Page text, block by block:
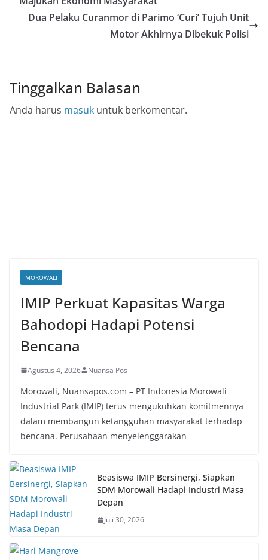
Dua Pelaku Curanmor di Parimo ‘Curi’ Tujuh Unit
Motor Akhirnya Dibekuk Polisi
Tinggalkan Balasan
Anda harus masuk untuk berkomentar.
MOROWALI
IMIP Perkuat Kapasitas Warga
Bahodopi Hadapi Potensi
Bencana
Agustus 4, 2026 Nuansa Pos
Morowali, Nuansapos.com – PT Indonesia Morowali
Industrial Park (IMIP) terus mengukuhkan komitmennya
dalam membangun ketangguhan masyarakat terhadap
bencana. Perusahaan menyelenggarakan
Beasiswa IMIP Bersinergi, Siapkan
SDM Morowali Hadapi Industri Masa
Depan
Juli 30, 2026